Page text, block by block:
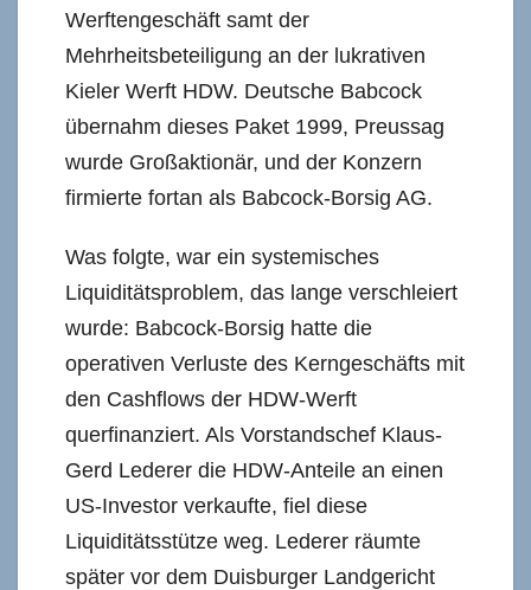
Werftengeschäft samt der
Mehrheitsbeteiligung an der lukrativen
Kieler Werft HDW. Deutsche Babcock
übernahm dieses Paket 1999, Preussag
wurde Großaktionär, und der Konzern
firmierte fortan als Babcock-Borsig AG.
Was folgte, war ein systemisches
Liquiditätsproblem, das lange verschleiert
wurde: Babcock-Borsig hatte die
operativen Verluste des Kerngeschäfts mit
den Cashflows der HDW-Werft
querfinanziert. Als Vorstandschef Klaus-
Gerd Lederer die HDW-Anteile an einen
US-Investor verkaufte, fiel diese
Liquiditätsstütze weg. Lederer räumte
später vor dem Duisburger Landgericht